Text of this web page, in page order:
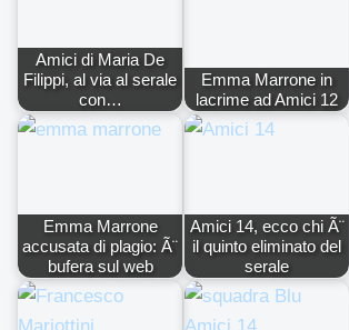
Amici di Maria De
Filippi, al via al serale
con…
Emma Marrone in
lacrime ad Amici 12
Emma Marrone
accusata di plagio: Ã¨
bufera sul web
Amici 14, ecco chi Ã¨
il quinto eliminato del
serale